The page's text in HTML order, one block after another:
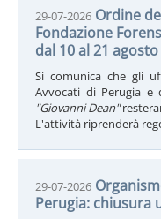
29-07-2026 Ordine
Fondazione
dal 10 al 21
Si comunica che gli
Avvocati di Perugia e
"Giovanni Dean"
L'attività riprenderà
29-07-2026
Perugia: chiusura